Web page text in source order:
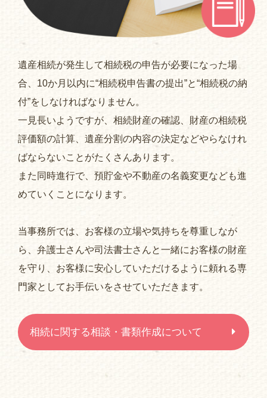
遺産相続が発生して相続税の申告が必要になった場
合、10か月以内に“相続税申告書の提出”と“相続税の納
付”をしなければなりません。
一見長いようですが、相続財産の確認、財産の相続税
評価額の計算、遺産分割の内容の決定などやらなけれ
ばならないことがたくさんあります。
また同時進行で、預貯金や不動産の名義変更なども進
めていくことになります。
当事務所では、お客様の立場や気持ちを尊重しなが
ら、弁護士さんや司法書士さんと一緒にお客様の財産
を守り、お客様に安心していただけるように頼れる専
門家としてお手伝いをさせていただきます。
相続に関する相談・書類作成について